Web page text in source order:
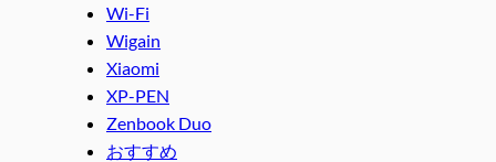
Wi-Fi
Wigain
Xiaomi
XP-PEN
Zenbook Duo
おすすめ